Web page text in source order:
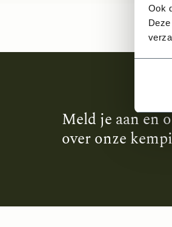
Ook
Meld je aan en
over onze